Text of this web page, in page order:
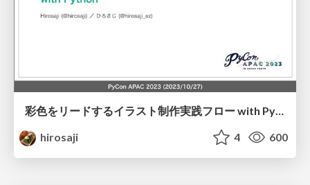
彩色をリードするイラスト制作実践フロー with Python
hirosaji
4 600